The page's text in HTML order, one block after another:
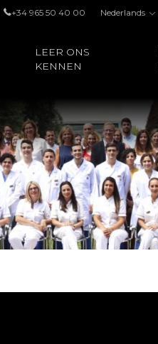
+34 965 50 40 00 Nederlands
LEER ONS
KENNEN